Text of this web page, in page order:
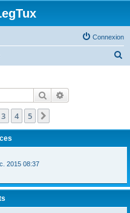
Connexion
r
Rechercher
3 4 5
2015 08:37